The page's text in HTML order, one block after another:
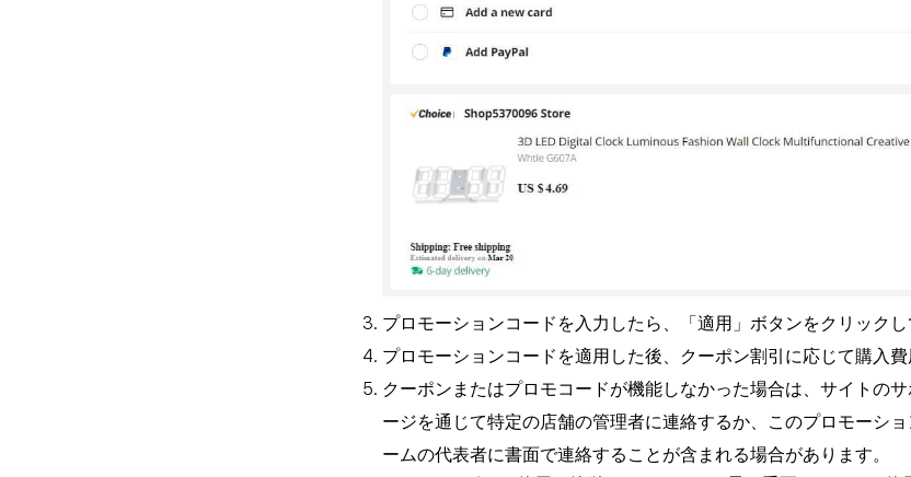
プロモーションコードを入力したら、「適用」ボタンをクリック
プロモーションコードを適用した後、クーポン割引に応じて購入
クーポンまたはプロモコードが機能しなかった場合は、サイトの
ージを通じて特定の店舗の管理者に連絡するか、このプロモーシ
ームの代表者に書面で連絡することが含まれる場合があります。